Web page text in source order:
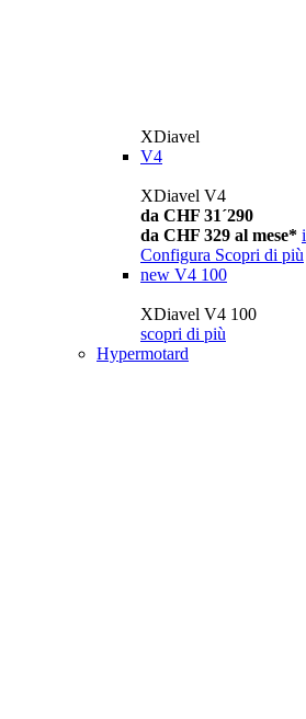
XDiavel
V4
XDiavel V4
da CHF 31´290
da CHF 329 al mese* i
Configura Scopri di più
new V4 100
XDiavel V4 100
scopri di più
Hypermotard